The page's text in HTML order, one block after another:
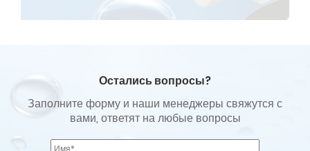
Остались вопросы?
Заполните форму и наши менеджеры свяжутся с
вами, ответят на любые вопросы